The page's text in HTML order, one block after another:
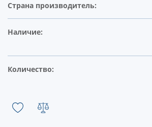
Страна производитель:
Наличие:
Количество: